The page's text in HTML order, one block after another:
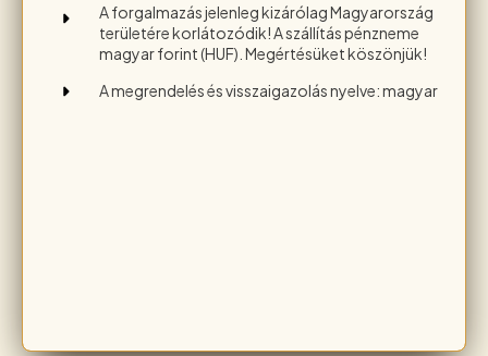
A forgalmazás jelenleg kizárólag Magyarország
területére korlátozódik! A szállítás pénzneme
magyar forint (HUF). Megértésüket köszönjük!
A megrendelés és visszaigazolás nyelve: magyar